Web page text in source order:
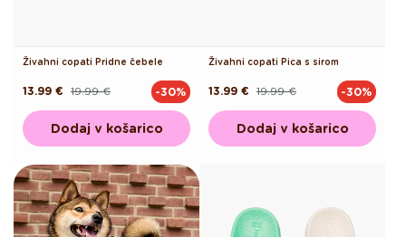
Živahni copati Pridne čebele
Redna
19.99 €
Akcijska
13.99 € -30%
Dodaj v košarico
Živahni copati Pica s sirom
Redna
19.99 €
Akcijska
13.99 € -30%
Dodaj v košarico